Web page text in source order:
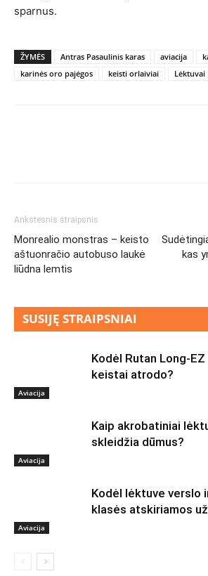
sparnus.
ŽYMĖS Antras Pasaulinis karas aviacija
karinės oro pajėgos
keisti orlaiviai Lėktuvai
Ankstesnis straipsnis
Monrealio monstras – keisto
aštuonračio autobuso laukė
liūdna lemtis
kas
SUSIJĘ STRAIPSNIAI
Aviacija
Kodėl Rutan Long-
keistai atrodo?
Aviacija
Kaip akrobatiniai
skleidžia dūmus?
Aviacija
Kodėl lėktuve verslo
klasės atskiriamos